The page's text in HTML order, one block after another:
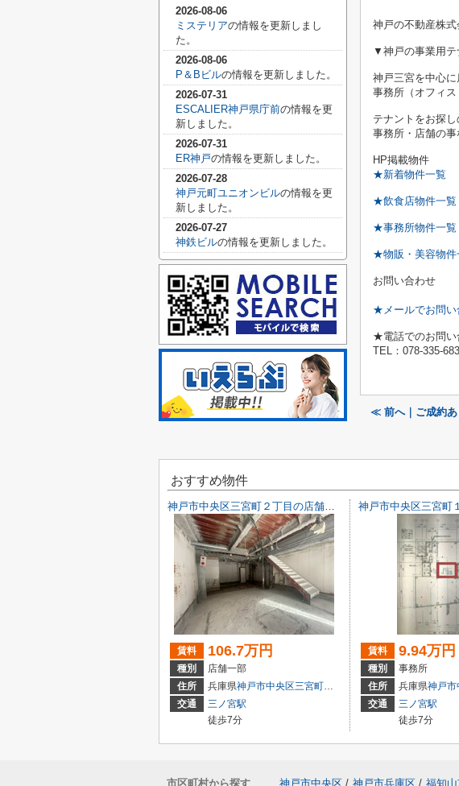
神戸の不動産株
▼神戸の事業用テ
神戸三宮を中心に
事務所（オフィ
テナントをお探し
事務所・店舗の
HP掲載物件
★新着物件一覧
★飲食店物件一覧
★事務所物件一覧
★物販・美容物件
お問い合わせ
★メールでお問い
★電話でのお問い
TEL：078-335-
≪ 前へ｜ご成約あ
2026-08-06
ミステリアの情報を更新しまし
た。
2026-08-06
P＆Bビルの情報を更新しました。
2026-07-31
ESCALIER神戸県庁前の情報を更
新しました。
2026-07-31
ER神戸の情報を更新しました。
2026-07-28
神戸元町ユニオンビルの情報を更
新しました。
2026-07-27
神鉄ビルの情報を更新しました。
おすすめ物件
賃料 106.7万円
種別
店舗一部
住所
兵庫県神戸市中央区三宮町 ２丁目9-3
交通
三ノ宮駅
徒歩7分
神戸市中央区三宮町
賃料 9.94万円
種別
事務所
住所
兵庫県神戸市
交通
三ノ宮駅
徒歩7分
市区町村から探す 神戸市中央区 / 神戸市兵庫区 / 福知